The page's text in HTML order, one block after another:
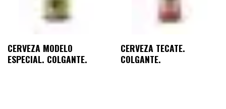
CERVEZA MODELO
ESPECIAL. COLGANTE.
CERVEZA TECATE.
COLGANTE.